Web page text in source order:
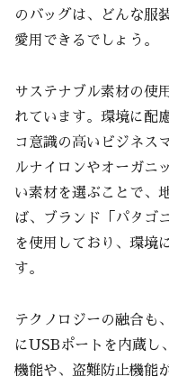
のバッグは、どんな服
愛用できるでしょう。
サステナブル素材の使
れています。環境に配
コ意識の高いビジネス
ルナイロンやオーガニ
い素材を選ぶことで、
ば、ブランド「パタゴ
を使用しており、環境
す。
テクノロジーの融合も
にUSBポートを内蔵し
機能や、盗難防止機能